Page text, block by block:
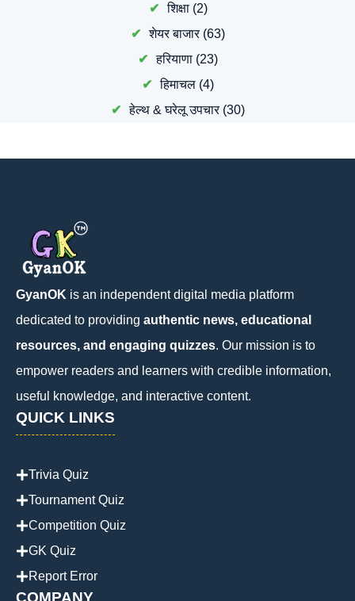
शिक्षा(2)
शेयर बाजार(63)
हरियाणा (23)
हिमाचल (4)
हेल्थ & घरेलू उपचार(30)
GyanOK is an independent digital media platform
dedicated to providing authentic news, educational
resources, and engaging quizzes. Our mission is to
empower readers and learners with credible information,
useful knowledge, and interactive content.
QUICK LINKS
Trivia Quiz
Tournament Quiz
Competition Quiz
GK Quiz
Report Error
COMPANY